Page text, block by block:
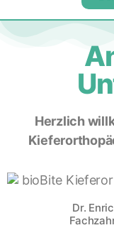
Herzlich
Dr.